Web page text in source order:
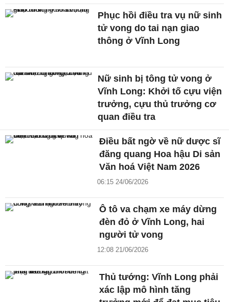
Phục hồi điều tra vụ nữ sinh
tử vong do tai nạn giao
thông ở Vĩnh Long
Nữ sinh bị tông tử vong ở
Vĩnh Long: Khởi tố cựu viện
trưởng, cựu thủ trưởng cơ
quan điều tra
Điều bất ngờ về nữ dược sĩ
đăng quang Hoa hậu Di sản
Văn hoá Việt Nam 2026
06:15 24/06/2026
Ô tô va chạm xe máy dừng
đèn đỏ ở Vĩnh Long, hai
người tử vong
12:08 21/06/2026
Thủ tướng: Vĩnh Long phải
xác lập mô hình tăng